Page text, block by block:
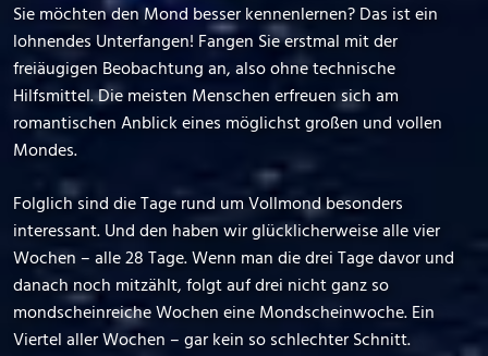
Sie möchten den Mond besser kennenlernen? Das ist ein
lohnendes Unterfangen! Fangen Sie erstmal mit der
freiäugigen Beobachtung an, also ohne technische
Hilfsmittel. Die meisten Menschen erfreuen sich am
romantischen Anblick eines möglichst großen und vollen
Mondes.
Folglich sind die Tage rund um Vollmond besonders
interessant. Und den haben wir glücklicherweise alle vier
Wochen – alle 28 Tage. Wenn man die drei Tage davor und
danach noch mitzählt, folgt auf drei nicht ganz so
mondscheinreiche Wochen eine Mondscheinwoche. Ein
Viertel aller Wochen – gar kein so schlechter Schnitt.